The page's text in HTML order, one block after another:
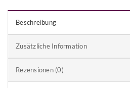
Beschreibung
Zusätzliche Information
Rezensionen (0)